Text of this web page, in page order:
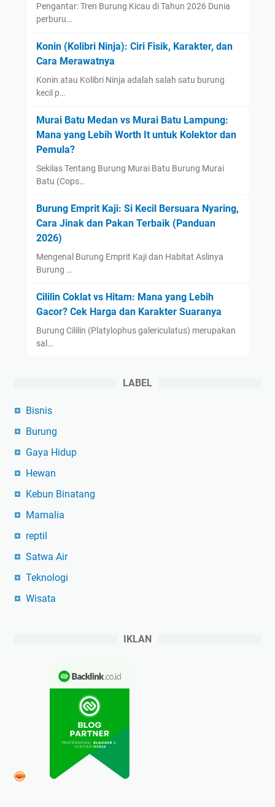
Pengantar: Tren Burung Kicau di Tahun 2026 Dunia
perburu…
Konin (Kolibri Ninja): Ciri Fisik, Karakter, dan
Cara Merawatnya
Konin atau Kolibri Ninja adalah salah satu burung
kecil p…
Murai Batu Medan vs Murai Batu Lampung:
Mana yang Lebih Worth It untuk Kolektor dan
Pemula?
Sekilas Tentang Burung Murai Batu Burung Murai
Batu (Cops…
Burung Emprit Kaji: Si Kecil Bersuara Nyaring,
Cara Jinak dan Pakan Terbaik (Panduan
2026)
Mengenal Burung Emprit Kaji dan Habitat Aslinya
Burung …
Cililin Coklat vs Hitam: Mana yang Lebih
Gacor? Cek Harga dan Karakter Suaranya
Burung Cililin (Platylophus galericulatus) merupakan
sal…
LABEL
Bisnis
Burung
Gaya Hidup
Hewan
Kebun Binatang
Mamalia
reptil
Satwa Air
Teknologi
Wisata
IKLAN